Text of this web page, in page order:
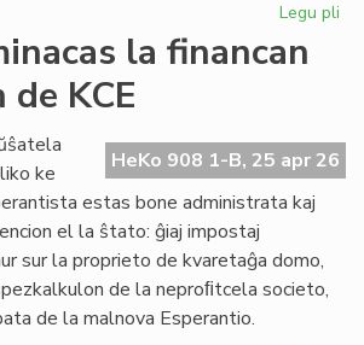
Legu pli
la financan
KCE
HeKo 908 1-B, 25 apr 26
ke
estas bone administrata kaj
el la ŝtato: ĝiaj impostaj
sur la proprieto de kvaretaĝa domo,
de la neproﬁtcela societo,
de la malnova Esperantio.